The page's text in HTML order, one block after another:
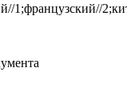
1;французский//